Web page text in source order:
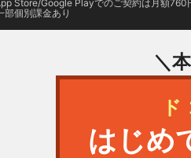
Store/Google Playでのご契約は月額760
部個別課金あり
＼
はじめ